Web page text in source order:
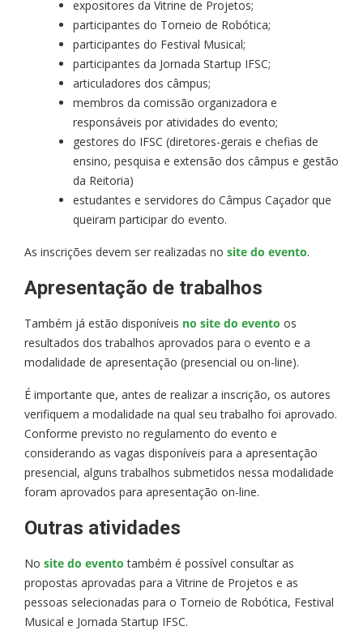
expositores da Vitrine de Projetos;
participantes do Torneio de Robótica;
participantes do Festival Musical;
participantes da Jornada Startup IFSC;
articuladores dos câmpus;
membros da comissão organizadora e
responsáveis por atividades do evento;
gestores do IFSC (diretores-gerais e chefias de
ensino, pesquisa e extensão dos câmpus e gestão
da Reitoria)
estudantes e servidores do Câmpus Caçador que
queiram participar do evento.
As inscrições devem ser realizadas no site do evento.
Apresentação de trabalhos
Também já estão disponíveis no site do evento os
resultados dos trabalhos aprovados para o evento e a
modalidade de apresentação (presencial ou on-line).
É importante que, antes de realizar a inscrição, os autores
verifiquem a modalidade na qual seu trabalho foi aprovado.
Conforme previsto no regulamento do evento e
considerando as vagas disponíveis para a apresentação
presencial, alguns trabalhos submetidos nessa modalidade
foram aprovados para apresentação on-line.
Outras atividades
No site do evento também é possível consultar as
propostas aprovadas para a Vitrine de Projetos e as
pessoas selecionadas para o Torneio de Robótica, Festival
Musical e Jornada Startup IFSC.